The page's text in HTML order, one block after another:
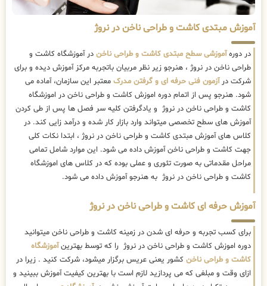
آموزش مبتدی کاشت و طراحی ناخن در نروژ
در دورهآموزشی سطح مبتدی کاشت و طراحی ناخن در آموزشگاه کاشت و
طراحی ناخن در نروژ ، هنرجو زیر نظر مربیان باتجربه مرکز آموزش دیده و برای
شرکت درآزمون فنی حرفه ای و گرفتن مدرک معتبر این سازمان، آماده می
شود. هنرجو پس از اتمام دوره اموزش کاشت و طراحی ناخن در اموزشگاه
کاشت و طراحی ناخن در نروژ و یادگرفتن کلیه سر فصل ها پس از طی کردن
آموزش های سطح تخصصی میتواند وارد بازار کار شده و درآمد زایی کند. در
کلاس های آموزش مبتدی کاشت و طراحی ناخن در نروژ ، ابتدا نکات کلی
جهت کاشت و طراحی ناخن آموزش داده می شود. این موارد شامل تمامی
مراحل مقدماتی به صورت تئوری و عملی بوده که در کلاس های اموزشگاه
کاشت و طراحی ناخن در نروژ به هنرجو آموزش داده می شود.
آموزش حرفه ای کاشت و طراحی ناخن در نروژ
برای کسب تجربه و حرفه ای شدن در زمینه کاشت و طراحی ناخن میتوانید
دوره اموزش کاشت و طراحی ناخن در نروژ را که توسط بهترینآموزشگاه
کاشت و طراحی ناخن کشور یعنی عریس برگزار میشود، شرکت کنید . زیرا در
ازای وقت و مبلغی که می پردازید لازم است با بهترین کیفیت آموزش ببینید و